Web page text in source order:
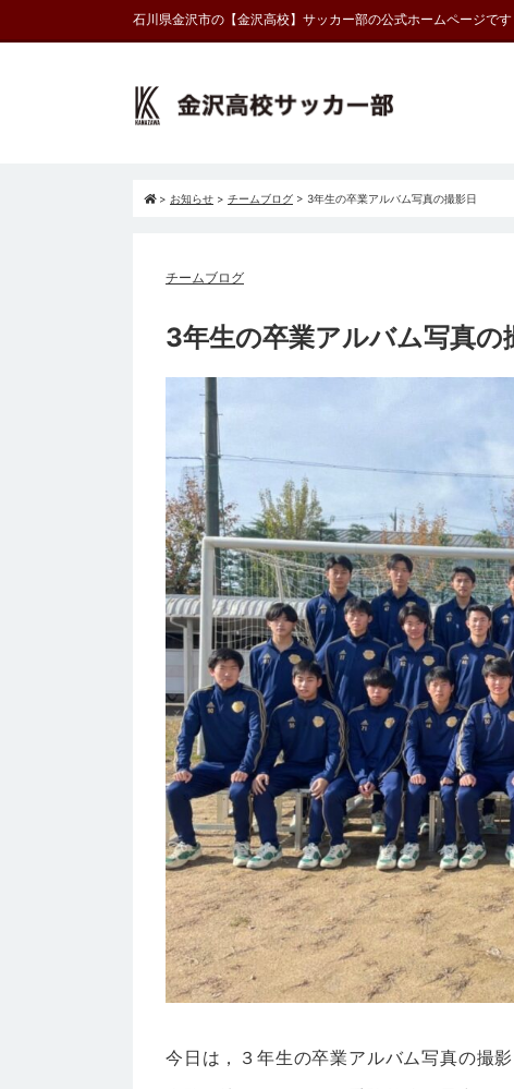
石川県金沢市の【金沢高校】サッカー部の公式ホームページです
> お知らせ > チームブログ > 3年生の卒業アルバム写真の撮影日
チームブログ
3年生の卒業アルバム写真の
今日は，３年生の卒業アルバム写真の撮影